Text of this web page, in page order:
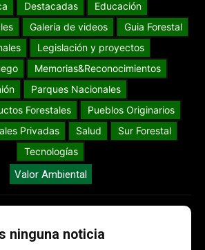
Destacadas
Educación
Galería de videos
Guia Forestal
Legislación y proyectos
Memorias&Reconocimientos
Parques Nacionales
Forestales
Pueblos Originarios
Privadas
Salud
Sur Forestal
Tecnologías
Valor Ambiental
ninguna noticia